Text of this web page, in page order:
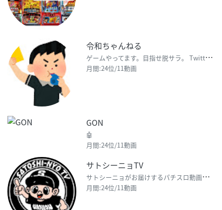
令和ちゃんねる
ゲ
ームやってます。目指せ脱サラ。 Twitter→ https://mobile.twitter.
月間:24位/11動画
GON
🤖
月間:24位/11動画
サトシーニョTV
サ
トシーニョがお届けするパチスロ動画チャンネルです！ 仕事帰りのささやかな楽しみにしてもらえるような
月間:24位/11動画